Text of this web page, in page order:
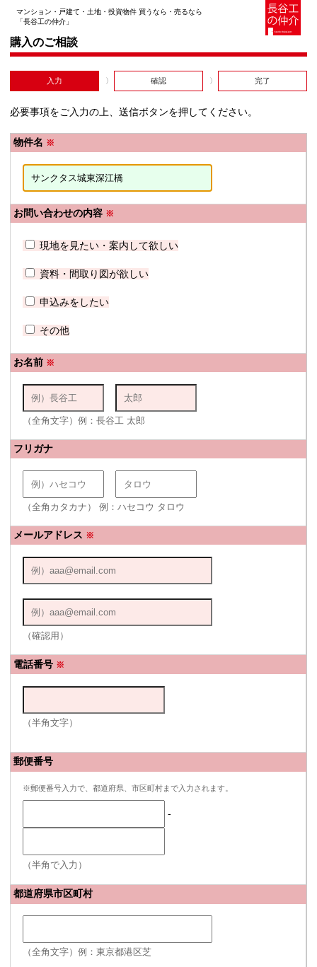
マンション・戸建て・土地・投資物件 買うなら・売るなら
「長谷工の仲介」
購入のご相談
入力 確認 完了
必要事項をご入力の上、送信ボタンを押してください。
物件名 ※
お問い合わせの内容 ※
現地を見たい・案内して欲しい
資料・間取り図が欲しい
申込みをしたい
その他
お名前 ※
（全角文字）例：長谷工 太郎
フリガナ
（全角カタカナ） 例：ハセコウ タロウ
メールアドレス ※
（確認用）
電話番号 ※
（半角文字）
郵便番号
※郵便番号入力で、都道府県、市区町村まで入力されます。
-
（半角で入力）
都道府県市区町村
（全角文字）例：東京都港区芝